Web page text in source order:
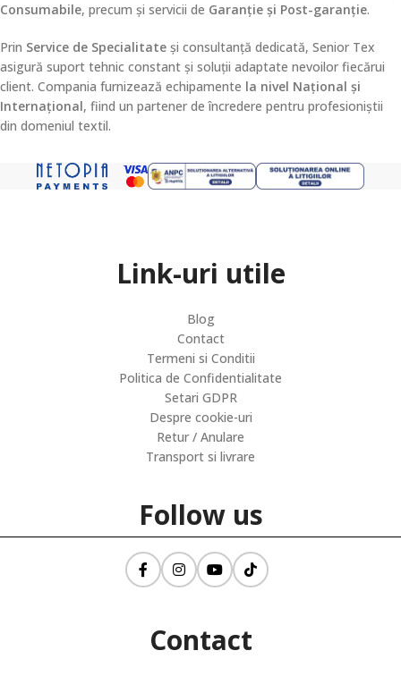
Consumabile, precum și servicii de Garanție și Post-garanție.
Prin Service de Specialitate și consultanță dedicată, Senior Tex
asigură suport tehnic constant și soluții adaptate nevoilor fiecărui
client. Compania furnizează echipamente la nivel Național și
Internațional, fiind un partener de încredere pentru profesioniștii
din domeniul textil.
Link-uri utile
Blog
Contact
Termeni si Conditii
Politica de Confidentialitate
Setari GDPR
Despre cookie-uri
Retur / Anulare
Transport si livrare
Follow us
Contact